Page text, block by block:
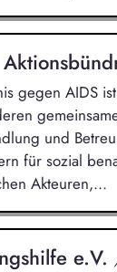
gegen AIDS
und
für sozial
Akteuren,...
e.V.